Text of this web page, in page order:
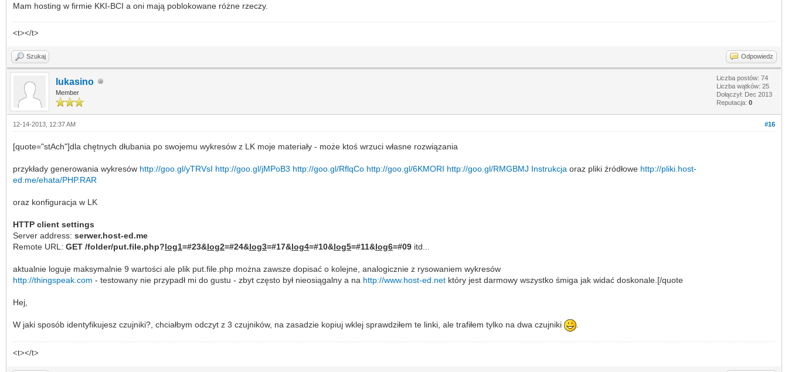
Mam hosting w firmie KKI-BCI a oni mają poblokowane różne rzeczy.
<t></t>
Szukaj Odpowiedz
lukasino
Member
Liczba postów: 74
Liczba wątków: 25
Dołączył: Dec 2013
Reputacja: 0
#16
12-14-2013, 12:37 AM
[quote="stAch"]dla chętnych dłubania po swojemu wykresów z LK moje materiały - może ktoś wrzuci własne rozwiązania
przykłady generowania wykresów http://goo.gl/yTRVsI http://goo.gl/jMPoB3 http://goo.gl/RflqCo http://goo.gl/6KMORI http://goo.gl/RMGBMJ Instrukcja oraz pliki źródłowe http://pliki.host-
ed.me/ehata/PHP.RAR
oraz konfiguracja w LK
HTTP client settings
Server address: serwer.host-ed.me
Remote URL: GET /folder/put.file.php?log1=#23&log2=#24&log3=#17&log4=#10&log5=#11&log6=#09 itd...
aktualnie loguje maksymalnie 9 wartości ale plik put.file.php można zawsze dopisać o kolejne, analogicznie z rysowaniem wykresów
http://thingspeak.com - testowany nie przypadł mi do gustu - zbyt często był nieosiągalny a na http://www.host-ed.net który jest darmowy wszystko śmiga jak widać doskonale.[/quote
Hej,
W jaki sposób identyfikujesz czujniki?, chciałbym odczyt z 3 czujników, na zasadzie kopiuj wklej sprawdziłem te linki, ale trafiłem tylko na dwa czujniki
<t></t>